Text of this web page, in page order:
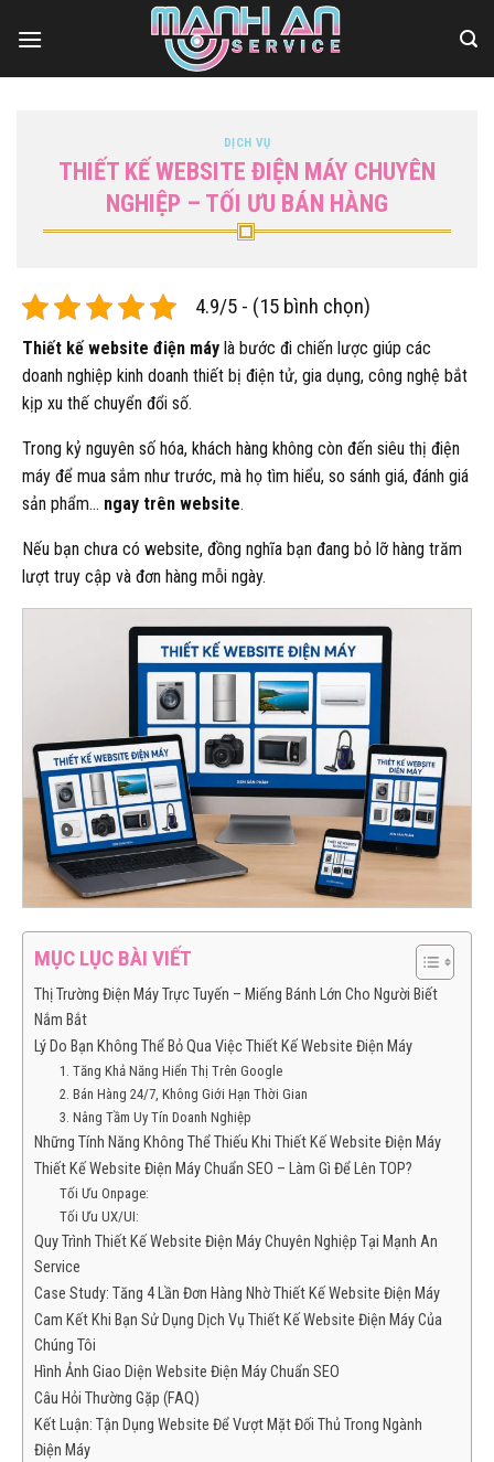
qua
DỊCH VỤ
THIẾT KẾ WEBSITE ĐIỆN MÁY CHUYÊN
NGHIỆP – TỐI ƯU BÁN HÀNG
4.9/5 - (15 bình chọn)
Thiết kế website điện máy là bước đi chiến lược giúp các
doanh nghiệp kinh doanh thiết bị điện tử, gia dụng, công nghệ bắt
kịp xu thế chuyển đổi số.
Trong kỷ nguyên số hóa, khách hàng không còn đến siêu thị điện
máy để mua sắm như trước, mà họ tìm hiểu, so sánh giá, đánh giá
sản phẩm… ngay trên website.
Nếu bạn chưa có website, đồng nghĩa bạn đang bỏ lỡ hàng trăm
lượt truy cập và đơn hàng mỗi ngày.
MỤC LỤC BÀI VIẾT
Thị Trường Điện Máy Trực Tuyến – Miếng Bánh Lớn Cho Người Biết
Nắm Bắt
Lý Do Bạn Không Thể Bỏ Qua Việc Thiết Kế Website Điện Máy
1. Tăng Khả Năng Hiển Thị Trên Google
2. Bán Hàng 24/7, Không Giới Hạn Thời Gian
3. Nâng Tầm Uy Tín Doanh Nghiệp
Những Tính Năng Không Thể Thiếu Khi Thiết Kế Website Điện Máy
Thiết Kế Website Điện Máy Chuẩn SEO – Làm Gì Để Lên TOP?
Tối Ưu Onpage:
Tối Ưu UX/UI:
Quy Trình Thiết Kế Website Điện Máy Chuyên Nghiệp Tại Mạnh An
Service
Case Study: Tăng 4 Lần Đơn Hàng Nhờ Thiết Kế Website Điện Máy
Cam Kết Khi Bạn Sử Dụng Dịch Vụ Thiết Kế Website Điện Máy Của
Chúng Tôi
Hình Ảnh Giao Diện Website Điện Máy Chuẩn SEO
Câu Hỏi Thường Gặp (FAQ)
Kết Luận: Tận Dụng Website Để Vượt Mặt Đối Thủ Trong Ngành
Điện Máy